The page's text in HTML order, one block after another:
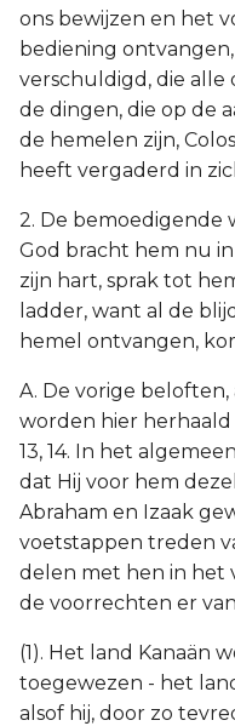
ons bewijzen en het
bediening
verschuldigd, die alle
de dingen, die op de
de hemelen zijn,
heeft vergaderd in
2. De bemoedigende
God bracht hem nu
zijn hart, sprak tot
ladder, want al de
hemel ontvangen,
A. De vorige
worden hier herhaald
13, 14. In het
dat Hij voor hem
Abraham en Izaak
voetstappen treden
delen met hen in het
de voorrechten er
(1). Het land Kanaän
toegewezen - het
alsof hij, door zo